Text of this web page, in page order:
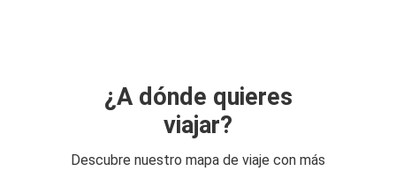
¿A dónde quieres
viajar?
Descubre nuestro mapa de viaje con más